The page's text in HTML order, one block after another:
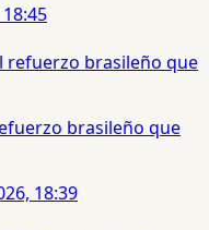
brasileño que
18:39